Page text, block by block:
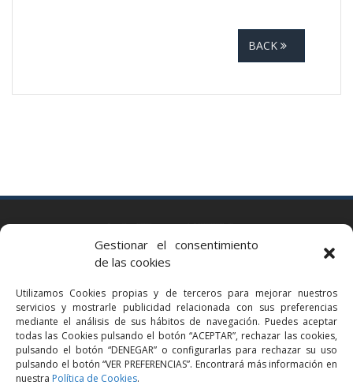
Gestionar el consentimiento
de las cookies
Utilizamos Cookies propias y de terceros para mejorar nuestros
servicios y mostrarle publicidad relacionada con sus preferencias
mediante el análisis de sus hábitos de navegación. Puedes aceptar
todas las Cookies pulsando el botón “ACEPTAR”, rechazar las cookies,
pulsando el botón “DENEGAR” o configurarlas para rechazar su uso
pulsando el botón “VER PREFERENCIAS”. Encontrará más información en
nuestra Política de Cookies.
BACK
Via Augusta 2 bis, 3º, 08006 Barcelona
bcn@bellavistalegal.eu
GRANOLLERS
C/ Sant Jaume, 16 1r, 08401 Granollers (Bcn)
+34 93 860 39 60
grn@bellavistalegal.eu